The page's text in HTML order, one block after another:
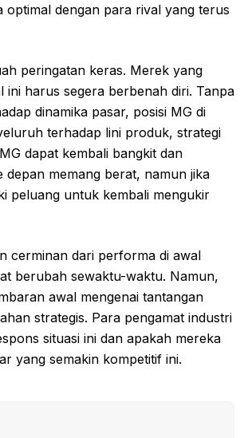
dengan para rival yang terus
peringatan keras. Merek yang
harus segera berbenah diri. Tanpa
dinamika pasar, posisi MG di
terhadap lini produk, strategi
dapat kembali bangkit dan
memang berat, namun jika
peluang untuk kembali mengukir
cerminan dari performa di awal
berubah sewaktu-waktu. Namun,
awal mengenai tantangan
strategis. Para pengamat industri
situasi ini dan apakah mereka
yang semakin kompetitif ini.